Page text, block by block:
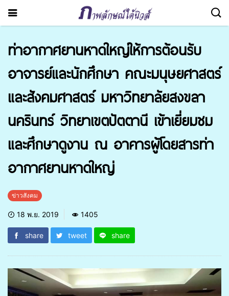
ท่าอากาศยานหาดใหญ่ให้การต้อนรับ
อาจารย์และนักศึกษา คณะมนุษยศาสตร์
และสังคมศาสตร์ มหาวิทยาลัยสงขลา
นครินทร์ วิทยาเขตปัตตานี เข้าเยี่ยมชม
และศึกษาดูงาน ณ อาคารผู้โดยสารท่า
อากาศยานหาดใหญ่
ข่าวสังคม
18 พ.ย. 2019 1405
share tweet share